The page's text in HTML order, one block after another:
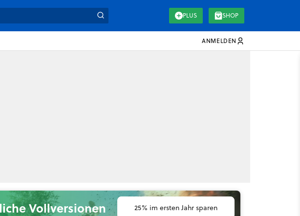
PLUS SHOP
ANMELDEN
Vollversionen 25% im ersten Jahr sparen